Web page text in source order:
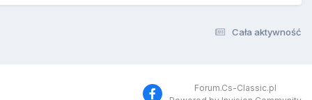
Cała aktywność
Forum.Cs-Classic.pl